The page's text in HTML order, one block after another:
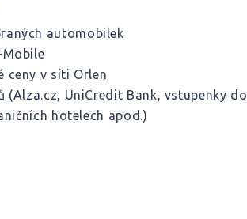
automobilek
ceny v síti Orlen
UniCredit Bank, vstupenky do
hotelech apod.)